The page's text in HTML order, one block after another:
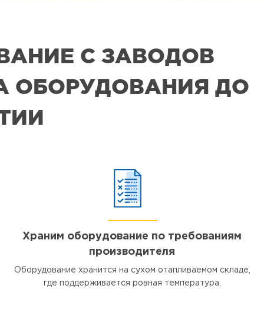
С ЗАВОДОВ
ОБОРУДОВАНИЯ ДО
Храним оборудование по требованиям
производителя
Оборудование хранится на сухом отапливаемом складе,
где поддерживается ровная температура.